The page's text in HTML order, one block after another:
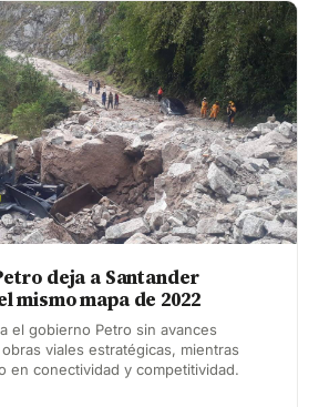
deja a Santander
mismo mapa de 2022
el gobierno Petro sin avances
viales estratégicas, mientras
en conectividad y competitividad.